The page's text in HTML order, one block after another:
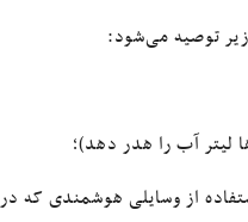
توصیه می‌شود:
آب را هدر دهد)؛
از وسایلی هوشمندی که